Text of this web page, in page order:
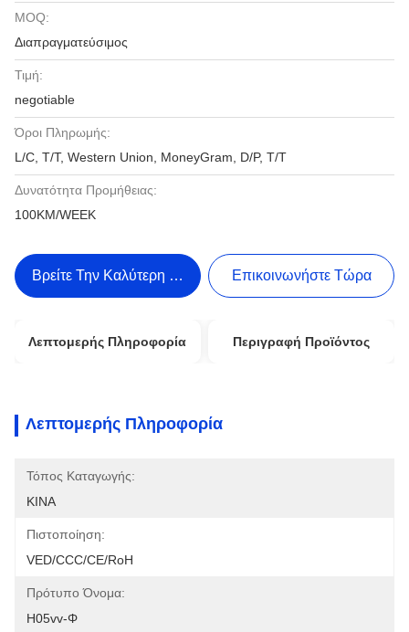
MOQ:
Διαπραγματεύσιμος
Τιμή:
negotiable
Όροι Πληρωμής:
L/C, T/T, Western Union, MoneyGram, D/P, T/T
Δυνατότητα Προμήθειας:
100KM/WEEK
Βρείτε Την Καλύτερη Τιμή Επικοινωνήστε Τώρα
Λεπτομερής Πληροφορία Περιγραφή Προϊόντος
Λεπτομερής Πληροφορία
Τόπος Καταγωγής:
ΚΙΝΑ
Πιστοποίηση:
VED/CCC/CE/RoH
Πρότυπο Όνομα:
H05vv-Φ